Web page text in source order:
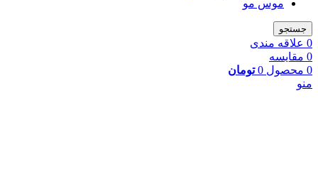
موس مو
جستجو
0 علاقه مندی
0 مقایسه
0 محصول 0 تومان
منو